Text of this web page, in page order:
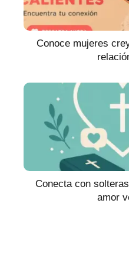
Conoce mujeres
Conecta con
amor